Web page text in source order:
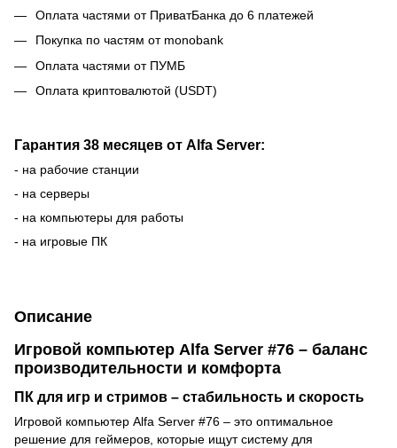
Оплата частями от ПриватБанка до 6 платежей
Покупка по частям от monobank
Оплата частями от ПУМБ
Оплата криптовалютой (USDT)
Гарантия 38 месяцев от Alfa Server:
- на рабочие станции
- на серверы
- на компьютеры для работы
- на игровые ПК
Описание
Игровой компьютер Alfa Server #76 – баланс
производительности и комфорта
ПК для игр и стримов – стабильность и скорость
Игровой компьютер Alfa Server #76 – это оптимальное
решение для геймеров, которые ищут систему для